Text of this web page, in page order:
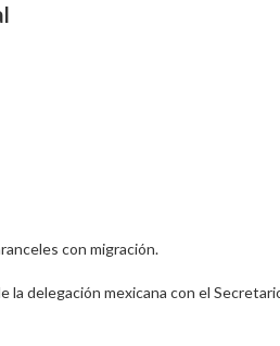
con migración.
la delegación mexicana con el